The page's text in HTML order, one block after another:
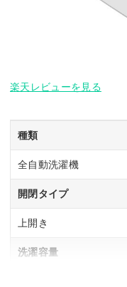
楽天レビューを見る
種類
全自動洗濯機
開閉タイプ
上開き
洗濯容量